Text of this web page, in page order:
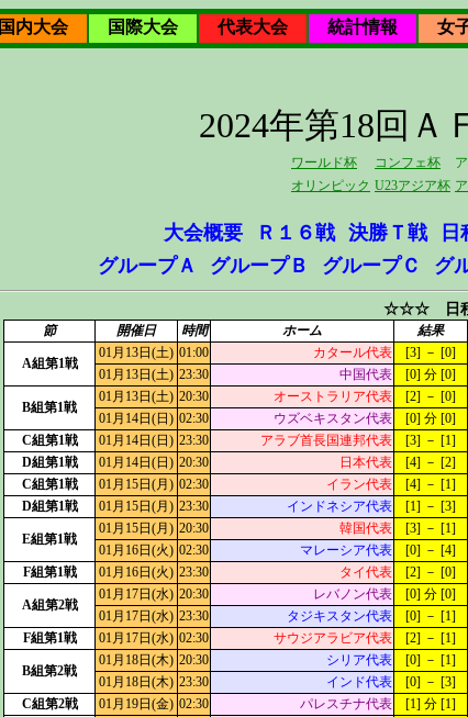
国内大会 国際大会 代表大会 統計情報 女
2024年第18回
ワールド杯 コンフェ杯
オリンピック U23アジア杯
大会概要 Ｒ１６戦 決勝Ｔ戦 日
グループＡ
グループＢ グループＣ グ
☆☆☆ 日
節 開催日 時間 ホーム 結果
A組第1戦
01月13日(土) 01:00 カタール代表 [3] － [0]
01月13日(土) 23:30 中国代表 [0] 分 [0]
B組第1戦
01月13日(土) 20:30 オーストラリア代表 [2] － [0]
01月14日(日) 02:30 ウズベキスタン代表 [0] 分 [0]
C組第1戦
01月14日(日) 23:30 アラブ首長国連邦代表 [3] － [1]
D組第1戦
01月14日(日) 20:30 日本代表 [4] － [2]
C組第1戦
01月15日(月) 02:30 イラン代表 [4] － [1]
D組第1戦
01月15日(月) 23:30 インドネシア代表 [1] － [3]
E組第1戦
01月15日(月) 20:30 韓国代表 [3] － [1]
01月16日(火) 02:30 マレーシア代表 [0] － [4]
F組第1戦
01月16日(火) 23:30 タイ代表 [2] － [0]
A組第2戦
01月17日(水) 20:30 レバノン代表 [0] 分 [0]
01月17日(水) 23:30 タジキスタン代表 [0] － [1]
F組第1戦
01月17日(水) 02:30 サウジアラビア代表 [2] － [1]
B組第2戦
01月18日(木) 20:30 シリア代表 [0] － [1]
01月18日(木) 23:30 インド代表 [0] － [3]
C組第2戦
01月19日(金) 02:30 パレスチナ代表 [1] 分 [1]